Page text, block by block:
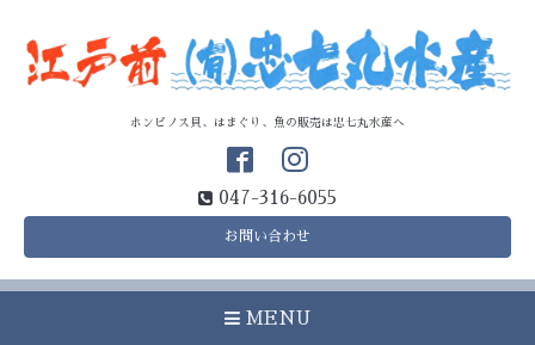
ホンビノス貝、はまぐり、魚の販売は忠七丸水産へ
047-316-6055
お問い合わせ
MENU